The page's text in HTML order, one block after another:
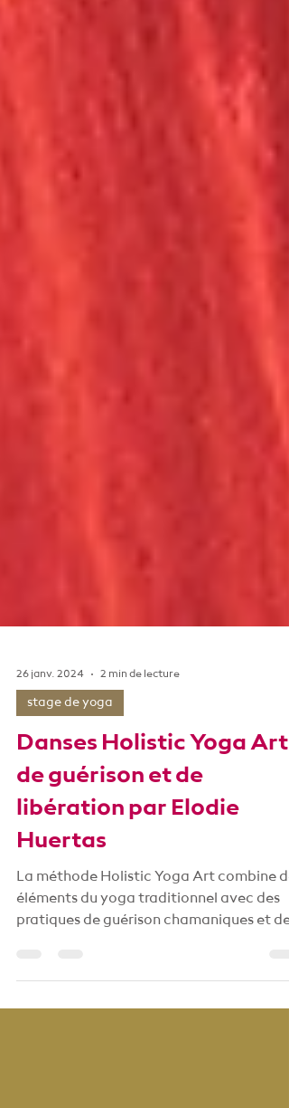
26 janv. 2024 2 min de lecture
stage de yoga
Danses Holistic Yoga Art
de guérison et de
libération par Elodie
Huertas
pratiques de guérison chamaniques et des